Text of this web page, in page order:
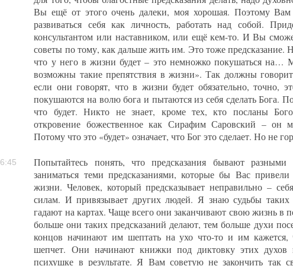
Вы ещё от этого очень далеки, моя хорошая. Поэтому Вам
развиваться себя как личность, работать над собой.
консультантом или наставником, или ещё кем-то. И Вы
советы по тому, как дальше жить им. Это тоже предсказание.
что у него в жизни будет – это немножко покушаться на…
возможны такие препятствия в жизни». Так должны
если они говорят, что в жизни будет обязательно, точно,
покушаются на волю бога и пытаются из себя сделать Бога.
что будет. Никто не знает, кроме тех, кто посланы
откровение божественное как Сирафим Саровский – он
Потому что это «будет» означает, что Бог это сделает. Но не
Попытайтесь понять, что предсказания бывают
заниматься теми предсказаниями, которые бы Вас
жизни. Человек, который предсказывает неправильно –
силам. И привязывает других людей. Я знаю судьбы таких
гадают на картах. Чаще всего они заканчивают свою жизнь в
больше они таких предсказаний делают, тем больше духи
концов начинают им шептать на ухо что-то и им кажется,
шепчет. Они начинают книжки под диктовку этих духов
психушке в результате. Я Вам советую не закончить так